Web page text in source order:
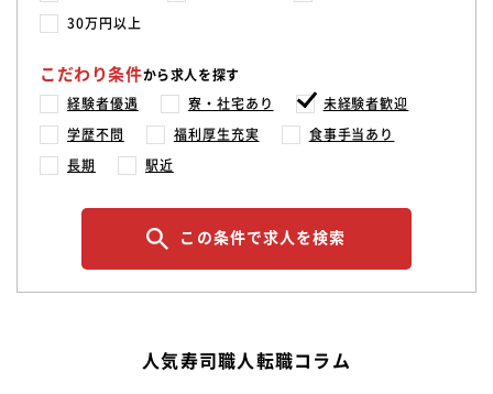
30万円以上
こだわり条件から求人を探す
経験者優遇 寮・社宅あり 未経験者歓迎
学歴不問 福利厚生充実 食事手当あり
長期 駅近
この条件で求人を検索
人気寿司職人転職コラム